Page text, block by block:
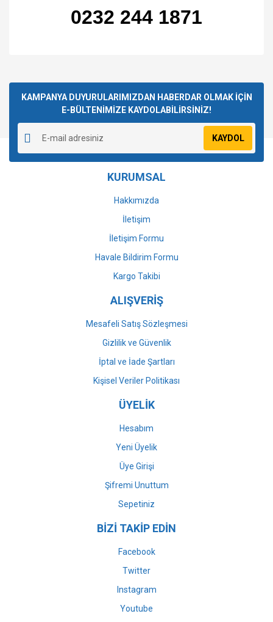
0232 244 1871
Yorum Yaz
kullanarak tarafımıza iletebilirsiniz.
Görüş ve önerileriniz için teşekkür ederiz.
Ürün resmi kalitesiz, bozuk veya görüntülenemiyor.
Ürün açıklamasında eksik bilgiler bulunuyor.
Ürün bilgilerinde hatalar bulunuyor.
Ürün fiyatı diğer sitelerden daha pahalı.
Gönder
KAMPANYA DUYURULARIMIZDAN HABERDAR OLMAK İÇİN
E-BÜLTENİMİZE KAYDOLABİLİRSİNİZ!
KAYDOL
KURUMSAL
Hakkımızda
İletişim
İletişim Formu
Havale Bildirim Formu
Kargo Takibi
ALIŞVERİŞ
Mesafeli Satış Sözleşmesi
Gizlilik ve Güvenlik
İptal ve İade Şartları
Kişisel Veriler Politikası
ÜYELİK
Hesabım
Yeni Üyelik
Üye Girişi
Şifremi Unuttum
Sepetiniz
BİZİ TAKİP EDİN
Facebook
Twitter
Instagram
Youtube